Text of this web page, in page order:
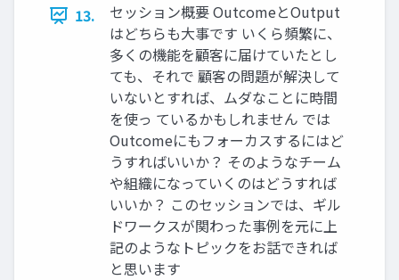
13.
セッション概要 OutcomeとOutput
はどちらも大事です いくら頻繁に、
多くの機能を顧客に届けていたとし
ても、それで 顧客の問題が解決して
いないとすれば、ムダなことに時間
を使っ ているかもしれません では
Outcomeにもフォーカスするにはど
うすればいいか？ そのようなチーム
や組織になっていくのはどうすれば
いいか？ このセッションでは、ギル
ドワークスが関わった事例を元に上
記のようなトピックをお話できれば
と思います